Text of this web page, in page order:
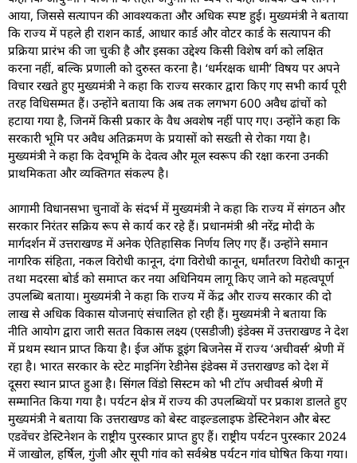
आया, जिससे सत्यापन की आवश्यकता और अधिक स्पष्ट हुई। मुख्यमंत्री ने बताया
कि राज्य में पहले ही राशन कार्ड, आधार कार्ड और वोटर कार्ड के सत्यापन की
प्रक्रिया प्रारंभ की जा चुकी है और इसका उद्देश्य किसी विशेष वर्ग को लक्षित
करना नहीं, बल्कि प्रणाली को दुरुस्त करना है। ‘धर्मरक्षक धामी’ विषय पर अपने
विचार रखते हुए मुख्यमंत्री ने कहा कि राज्य सरकार द्वारा किए गए सभी कार्य पूरी
तरह विधिसम्मत हैं। उन्होंने बताया कि अब तक लगभग 600 अवैध ढांचों को
हटाया गया है, जिनमें किसी प्रकार के वैध अवशेष नहीं पाए गए। उन्होंने कहा कि
सरकारी भूमि पर अवैध अतिक्रमण के प्रयासों को सख्ती से रोका गया है।
मुख्यमंत्री ने कहा कि देवभूमि के देवत्व और मूल स्वरूप की रक्षा करना उनकी
प्राथमिकता और व्यक्तिगत संकल्प है।
आगामी विधानसभा चुनावों के संदर्भ में मुख्यमंत्री ने कहा कि राज्य में संगठन और
सरकार निरंतर सक्रिय रूप से कार्य कर रहे हैं। प्रधानमंत्री श्री नरेंद्र मोदी के
मार्गदर्शन में उत्तराखण्ड में अनेक ऐतिहासिक निर्णय लिए गए हैं। उन्होंने समान
नागरिक संहिता, नकल विरोधी कानून, दंगा विरोधी कानून, धर्मांतरण विरोधी कानून
तथा मदरसा बोर्ड को समाप्त कर नया अधिनियम लागू किए जाने को महत्वपूर्ण
उपलब्धि बताया। मुख्यमंत्री ने कहा कि राज्य में केंद्र और राज्य सरकार की दो
लाख से अधिक विकास योजनाएं संचालित हो रही हैं। मुख्यमंत्री ने बताया कि
नीति आयोग द्वारा जारी सतत विकास लक्ष्य (एसडीजी) इंडेक्स में उत्तराखण्ड ने देश
में प्रथम स्थान प्राप्त किया है। ईज ऑफ डूइंग बिजनेस में राज्य ‘अचीवर्स’ श्रेणी में
रहा है। भारत सरकार के स्टेट माइनिंग रेडीनेस इंडेक्स में उत्तराखण्ड को देश में
दूसरा स्थान प्राप्त हुआ है। सिंगल विंडो सिस्टम को भी टॉप अचीवर्स श्रेणी में
सम्मानित किया गया है। पर्यटन क्षेत्र में राज्य की उपलब्धियों पर प्रकाश डालते हुए
मुख्यमंत्री ने बताया कि उत्तराखण्ड को बेस्ट वाइल्डलाइफ डेस्टिनेशन और बेस्ट
एडवेंचर डेस्टिनेशन के राष्ट्रीय पुरस्कार प्राप्त हुए हैं। राष्ट्रीय पर्यटन पुरस्कार 2024
में जाखोल, हर्षिल, गुंजी और सूपी गांव को सर्वश्रेष्ठ पर्यटन गांव घोषित किया गया।